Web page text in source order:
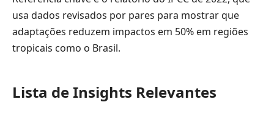
usa dados revisados por pares para mostrar que
adaptações reduzem impactos em 50% em regiões
tropicais como o Brasil.
Lista de Insights Relevantes